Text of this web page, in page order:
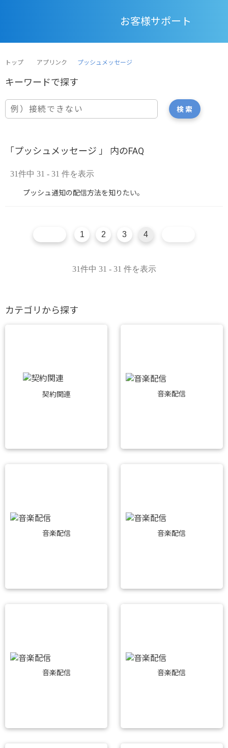
お客様サポート
トップ アプリンク プッシュメッセージ
「プッシュメッセージ 」 内のFAQ
31件中 31 - 31 件を表示
プッシュ通知の配信方法を知りたい。
31件中 31 - 31 件を表示
1 2 3 4
カテゴリから探す
契約関連 音楽配信
音楽配信 音楽配信
音楽配信 音楽配信